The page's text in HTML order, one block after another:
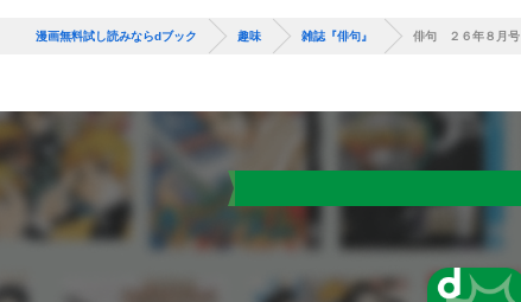
漫画無料試し読みならdブック 趣味 雑誌『俳句』 俳句 ２６年８月号